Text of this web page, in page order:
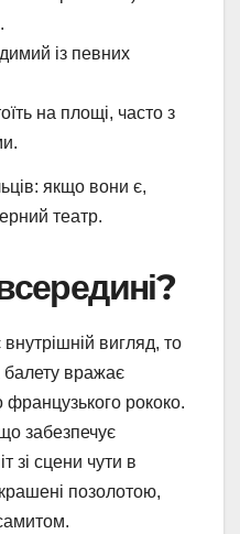
із певних
на площі, часто з
якщо вони є,
театр.
вигляд, то
вражає
рококо.
забезпечує
зі сцени чути в
позолотою,